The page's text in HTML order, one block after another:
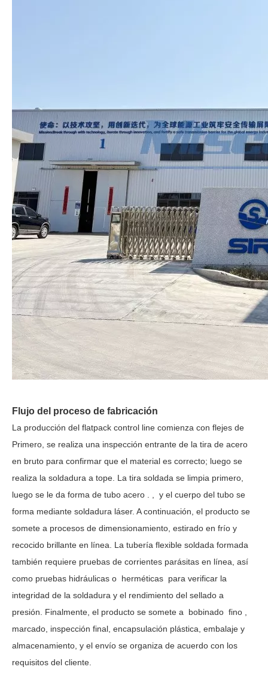
Flujo del proceso de fabricación
La producción del flatpack control line comienza con flejes de
Primero, se realiza una inspección entrante de la tira de acero
en bruto para confirmar que el material es correcto; luego se
realiza la soldadura a tope. La tira soldada se limpia primero,
luego se le da forma de tubo acero
y el cuerpo del tubo se
forma mediante soldadura láser. A continuación, el producto se
somete a procesos de dimensionamiento, estirado en frío y
recocido brillante en línea. La tubería flexible soldada formada
también requiere pruebas de corrientes parásitas en línea, así
como pruebas hidráulicas o herméticas para verificar la
integridad de la soldadura y el rendimiento del sellado a
presión. Finalmente, el producto se somete a
bobinado fino
marcado, inspección final, encapsulación plástica, embalaje y
almacenamiento, y el envío se organiza de acuerdo con los
requisitos del cliente.